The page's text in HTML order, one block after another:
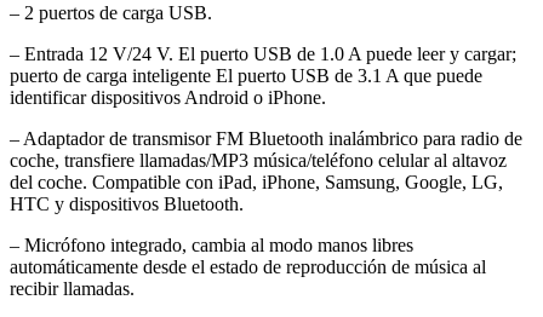
– 2 puertos de carga USB.
– Entrada 12 V/24 V. El puerto USB de 1.0 A puede leer y cargar;
puerto de carga inteligente El puerto USB de 3.1 A que puede
identificar dispositivos Android o iPhone.
– Adaptador de transmisor FM Bluetooth inalámbrico para radio de
coche, transfiere llamadas/MP3 música/teléfono celular al altavoz
del coche. Compatible con iPad, iPhone, Samsung, Google, LG,
HTC y dispositivos Bluetooth.
– Micrófono integrado, cambia al modo manos libres
automáticamente desde el estado de reproducción de música al
recibir llamadas.